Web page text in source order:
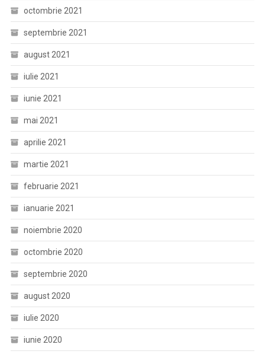
octombrie 2021
septembrie 2021
august 2021
iulie 2021
iunie 2021
mai 2021
aprilie 2021
martie 2021
februarie 2021
ianuarie 2021
noiembrie 2020
octombrie 2020
septembrie 2020
august 2020
iulie 2020
iunie 2020